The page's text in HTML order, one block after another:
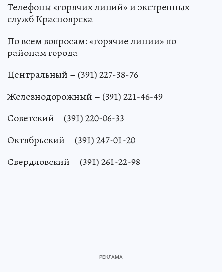
Телефоны «горячих линий» и экстренных
служб Красноярска
По всем вопросам: «горячие линии» по
районам города
Центральный – (391) 227-38-76
Железнодорожный – (391) 221-46-49
Советский – (391) 220-06-33
Октябрьский – (391) 247-01-20
Свердловский – (391) 261-22-98